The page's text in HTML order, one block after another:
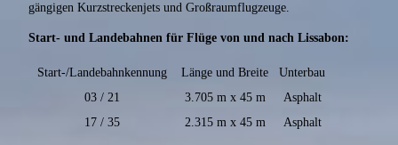
gängigen Kurzstreckenjets und Großraumflugzeuge.
Start- und Landebahnen für Flüge von und nach Lissabon:
Start-/Landebahnkennung Länge und Breite
Unterbau
03 / 21
3.705 m x 45 m
Asphalt
17 / 35
2.315 m x 45 m Asphalt